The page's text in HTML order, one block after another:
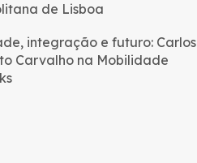
de Lisboa
integração e futuro: Carlos
Carvalho na Mobilidade